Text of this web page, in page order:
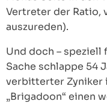
Vertreter der Ratio,
auszureden).
Und doch – speziell
Sache schlappe 54
verbitterter Zyniker
„Brigadoon“ einen